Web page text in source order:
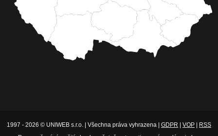
1997 - 2026 © UNIWEB s.r.o. | Všechna práva vyhrazena | GDPR | VOP | RSS